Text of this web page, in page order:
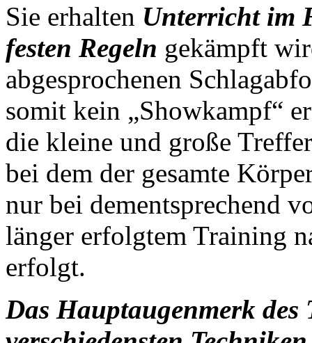
Sie erhalten Unterricht im
festen Regeln gekämpft
abgesprochenen
somit kein „Showkampf“
die kleine und große
bei dem der gesamte
nur bei dementsprechend
länger erfolgtem Training
erfolgt.
Das Hauptaugenmerk